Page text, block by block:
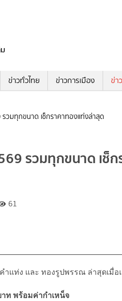
ข่าวทั่วไทย ข่าวการเมือง ข่า
มทุกขนาด เช็กราคาทองแท่งล่าสุด
รวมทุกขนาด เช็
61
ท่ง และ ทองรูปพรรณ ล่าสุดเมื่อเ
ท พร้อมค่ากำเหน็จ